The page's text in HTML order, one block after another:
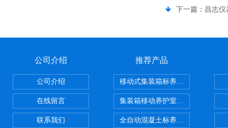
下一篇： 昌志仪
公司介绍
公司介绍
在线留言
联系我们
推荐产品
移动式集装箱标养室 养护室设备
集装箱移动养护室 标养室
全自动混凝土标养室恒温恒湿设备